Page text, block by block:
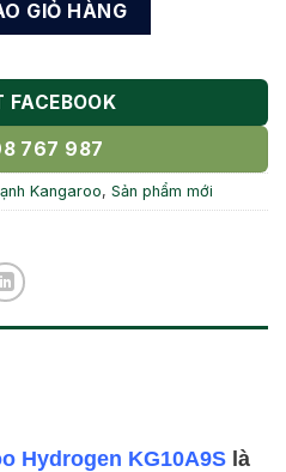
GIỎ HÀNG
FACEBOOK
767 987
Kangaroo, Sản phẩm mới
Hydrogen KG10A9S là